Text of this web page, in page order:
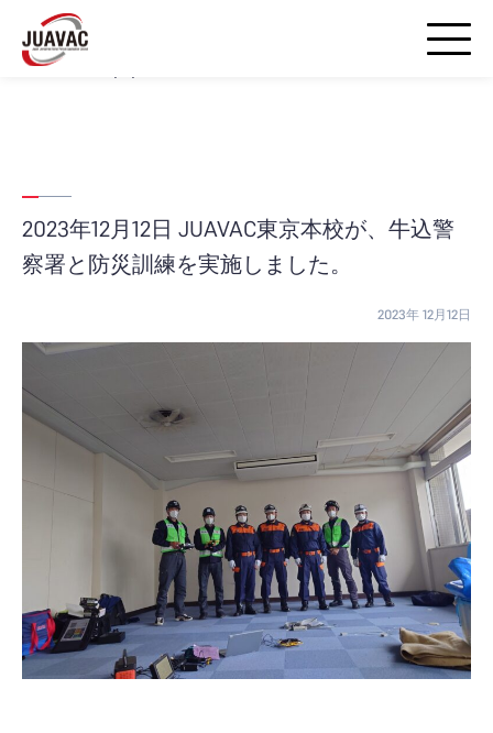
Warning: strpos() expects parameter 1 to be string, array given in
/home/airds/juavac-droneschool.jp/public_html/wp-
includes/blocks.php
2023年12月12日 JUAVAC東京本校が、牛込警
察署と防災訓練を実施しました。
2023年 12月12日